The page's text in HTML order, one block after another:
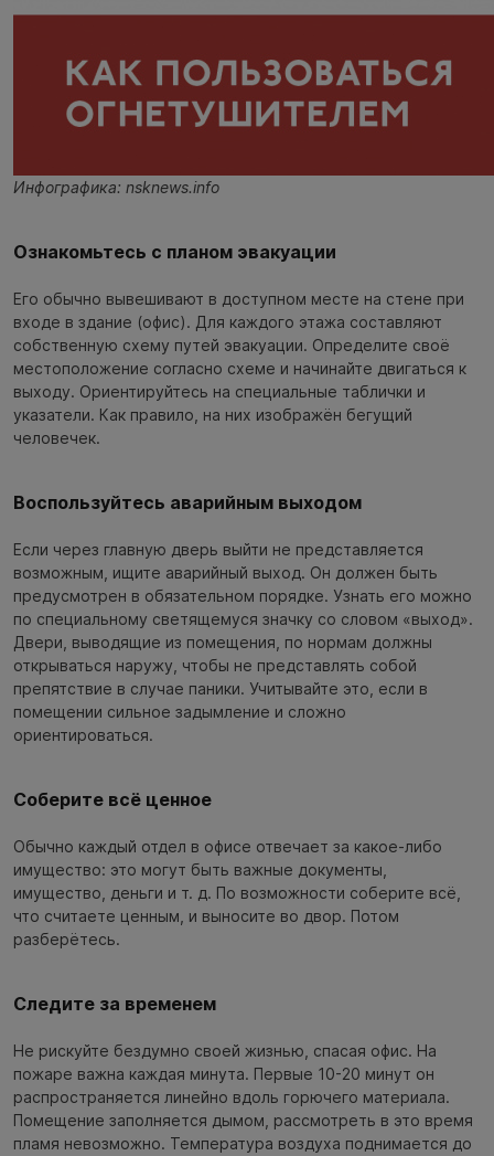
Инфографика: nsknews.info
Ознакомьтесь с планом эвакуации
Его обычно вывешивают в доступном месте на стене при
входе в здание (офис). Для каждого этажа составляют
собственную схему путей эвакуации. Определите своё
местоположение согласно схеме и начинайте двигаться к
выходу. Ориентируйтесь на специальные таблички и
указатели. Как правило, на них изображён бегущий
человечек.
Воспользуйтесь аварийным выходом
Если через главную дверь выйти не представляется
возможным, ищите аварийный выход. Он должен быть
предусмотрен в обязательном порядке. Узнать его можно
по специальному светящемуся значку со словом «выход».
Двери, выводящие из помещения, по нормам должны
открываться наружу, чтобы не представлять собой
препятствие в случае паники. Учитывайте это, если в
помещении сильное задымление и сложно
ориентироваться.
Соберите всё ценное
Обычно каждый отдел в офисе отвечает за какое-либо
имущество: это могут быть важные документы,
имущество, деньги и т. д. По возможности соберите всё,
что считаете ценным, и выносите во двор. Потом
разберётесь.
Следите за временем
Не рискуйте бездумно своей жизнью, спасая офис. На
пожаре важна каждая минута. Первые 10-20 минут он
распространяется линейно вдоль горючего материала.
Помещение заполняется дымом, рассмотреть в это время
пламя невозможно. Температура воздуха поднимается до